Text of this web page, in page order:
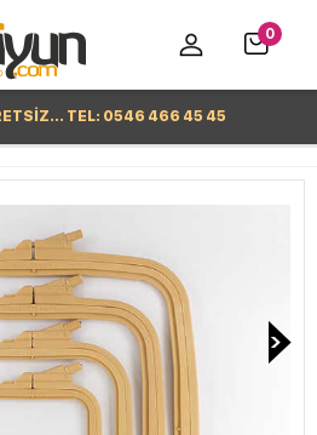
TEL: 0546 466 45 45
0